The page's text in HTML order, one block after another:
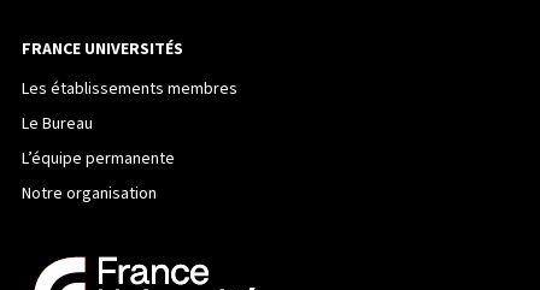
FRANCE UNIVERSITÉS
Les établissements membres
Le Bureau
L’équipe permanente
Notre organisation